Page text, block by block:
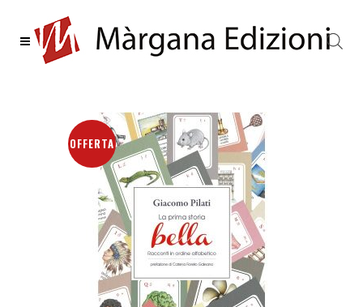
OFFERTA